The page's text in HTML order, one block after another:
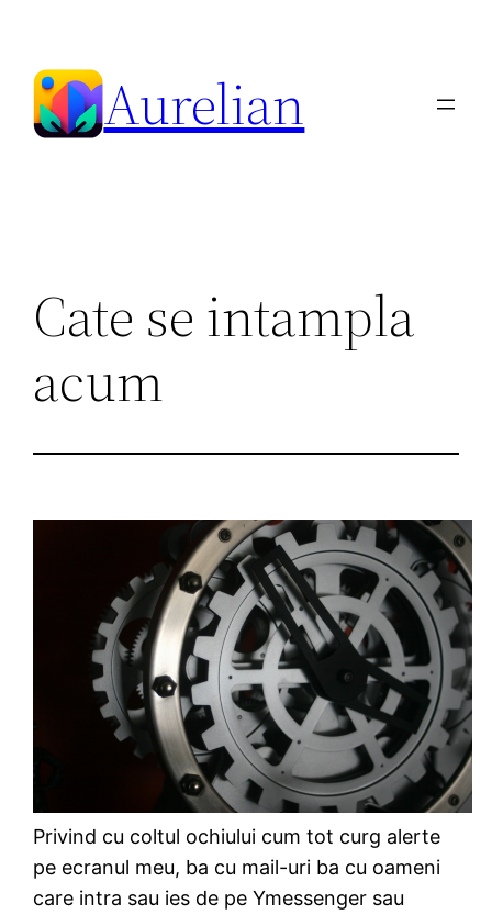
content
Aurelian
Cate se intampla
acum
Privind cu coltul ochiului cum tot curg alerte
pe ecranul meu, ba cu mail-uri ba cu oameni
care intra sau ies de pe Ymessenger sau